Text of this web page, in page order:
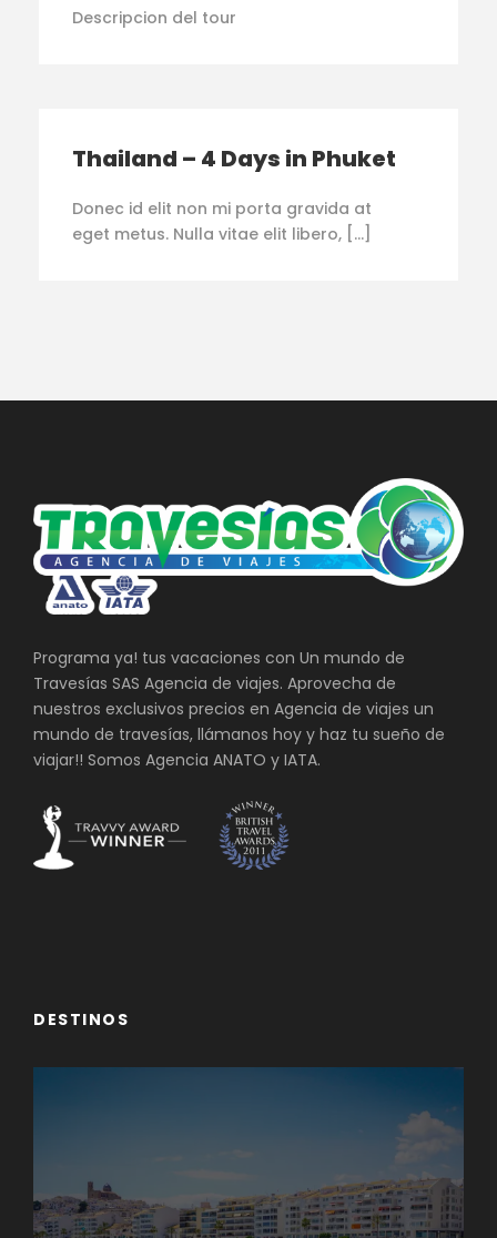
Descripcion del tour
Thailand – 4 Days in Phuket
Donec id elit non mi porta gravida at
eget metus. Nulla vitae elit libero, […]
Programa ya! tus vacaciones con Un mundo de
Travesías SAS Agencia de viajes. Aprovecha de
nuestros exclusivos precios en Agencia de viajes un
mundo de travesías, llámanos hoy y haz tu sueño de
viajar!! Somos Agencia ANATO y IATA.
DESTINOS